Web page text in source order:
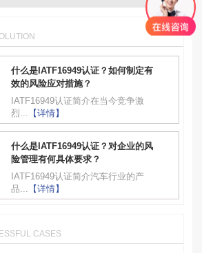
什么是IATF16949认证？如何制定有
效的风险应对措施？
IATF16949认证简介在当今竞争激
烈...
【详情】
什么是IATF16949认证？对企业的风
险管理有何具体要求？
IATF16949认证简介汽车行业的产
品...
【详情】
CASES